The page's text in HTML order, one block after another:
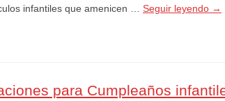
infantiles que amenicen … Seguir leyendo →
para Cumpleaños